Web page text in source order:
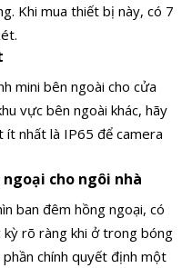
Khi mua thiết bị này, có 7
mini bên ngoài cho cửa
vực bên ngoài khác, hãy
ít nhất là IP65 để camera
cho ngôi nhà
ban đêm hồng ngoại, có
kỳ rõ ràng khi ở trong bóng
chính quyết định một